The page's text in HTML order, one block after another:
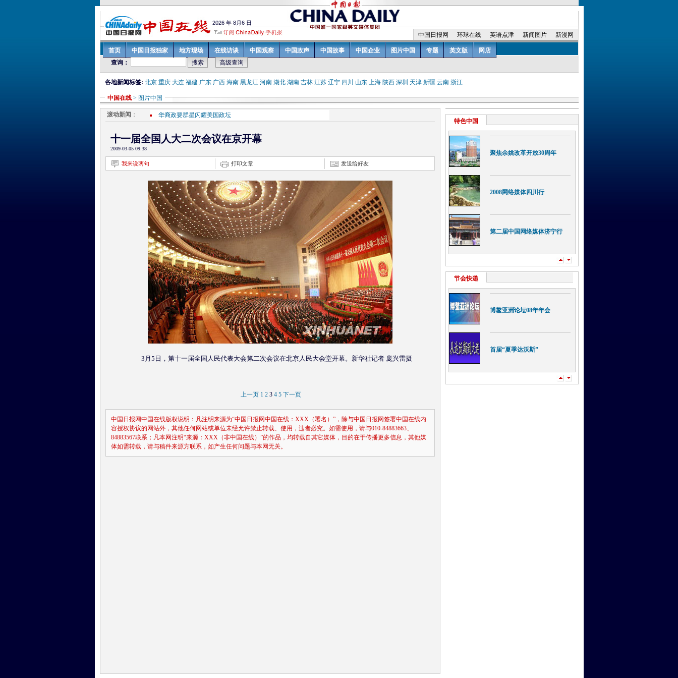
各地新闻标签: 北京 重庆 大连 福建 广东 广西 海南 黑龙江 河南 湖北 湖南 吉林 江苏 辽宁 四川 山东 上海 陕西 深圳 天津 新疆 云南 浙江
中国在线> 图片中国
滚动新闻 ：
华裔政要群星闪耀美国政坛
青海将拿出30多个资源性项目吸引国内外买家
郑功成：《社会保险法》有望通过
胡锦涛等9常委参加政协十一届二次会议分组讨论
十一届全国人大二次会议在京开幕
2009-03-05 09:38
我来说两句 打印文章 发送给好友
3月5日，第十一届全国人民代表大会第二次会议在北京人民大会堂开幕。新华社记者 庞兴雷摄
上一页 1 2 3 4 5 下一页
中国日报网中国在线版权说明：凡注明来源为“中国日报网中国在线：XXX（署名）”，除与中国日报网签署中国在线内
容授权协议的网站外，其他任何网站或单位未经允许禁止转载、使用，违者必究。如需使用，请与010-84883663、
84883567联系；凡本网注明“来源：XXX（非中国在线）”的作品，均转载自其它媒体，目的在于传播更多信息，其他媒
体如需转载，请与稿件来源方联系，如产生任何问题与本网无关。
特色中国
聚焦余姚改革开放30周年
2008网络媒体四川行
第二届中国网络媒体济宁行
节会快递
博鳌亚洲论坛08年年会
首届“夏季达沃斯”